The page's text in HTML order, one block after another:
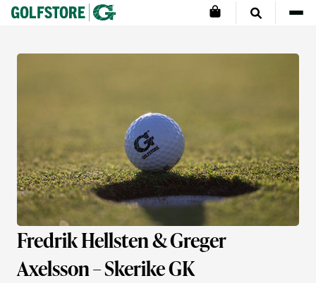
Fredrik Hellsten & Greger
Axelsson – Skerike GK